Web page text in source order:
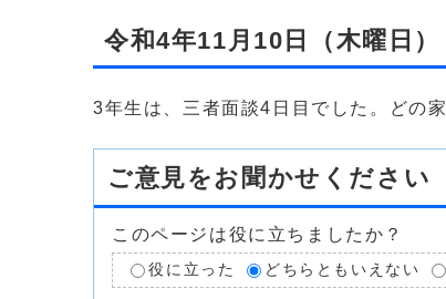
令和4年11月10日（木曜日）
3年生は、三者面談4日目でした。どの
ご意見をお聞かせください
このページは役に立ちましたか？
役に立った どちらともいえない